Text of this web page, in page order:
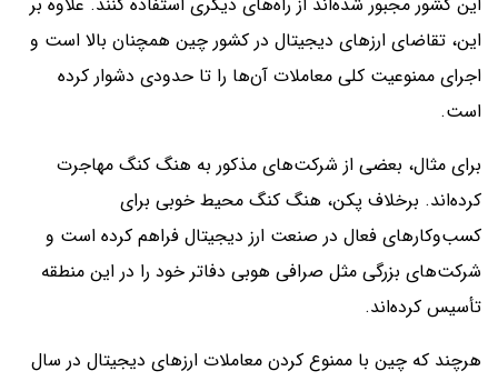
این، تقاضای ارزهای دیجیتال در کشور چین همچنان بالا است و
اجرای ممنوعیت کلی معاملات آن‌ها را تا حدودی دشوار کرده
است.
برای مثال، بعضی از شرکت‌های مذکور به هنگ کنگ مهاجرت
کرده‌اند. برخلاف پکن، هنگ کنگ محیط خوبی برای
کسب‌و‌کارهای فعال در صنعت ارز دیجیتال فراهم کرده است و
شرکت‌های بزرگی مثل صرافی هوبی دفاتر خود را در این منطقه
تأسیس کرده‌اند.
هرچند که چین با ممنوع کردن معاملات ارزهای دیجیتال در سال